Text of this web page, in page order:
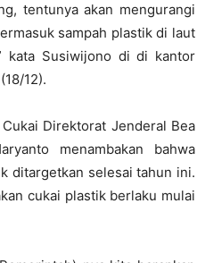
tentunya akan mengurangi
sampah plastik di laut
kata Susiwijono di di kantor
12).
Direktorat Jenderal Bea
menambakan bahwa
ditargetkan selesai tahun ini.
cukai plastik berlaku mulai